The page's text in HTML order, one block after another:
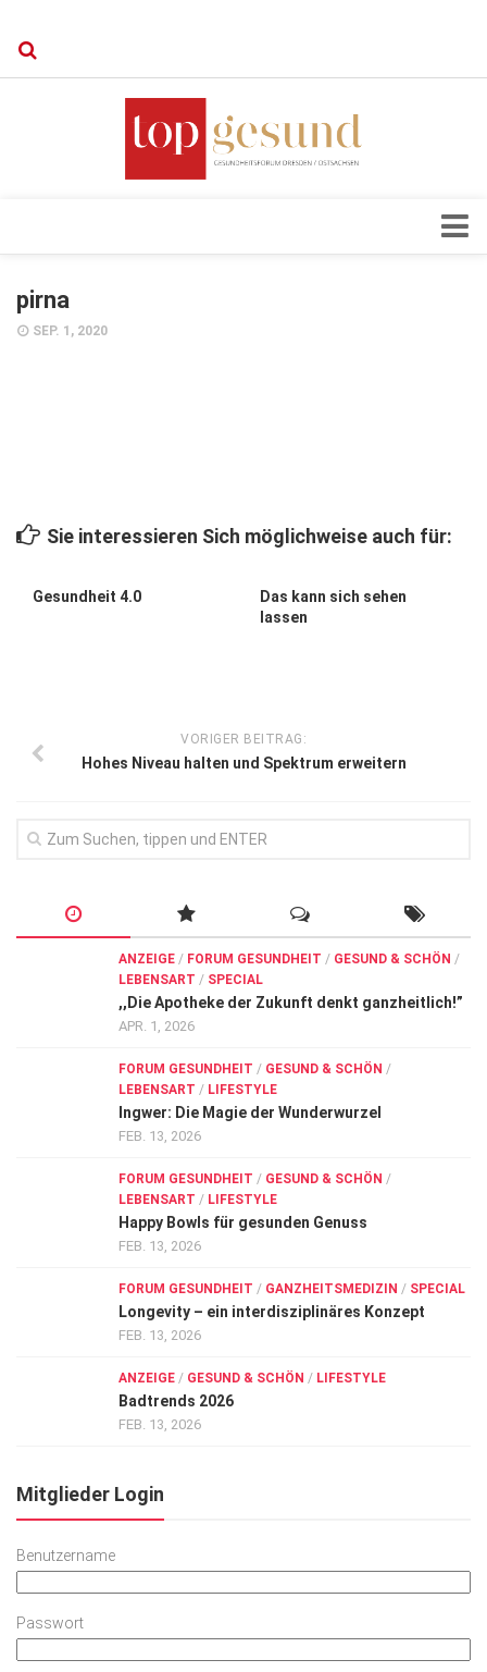
Verkaufsstellen
Kontakt, Impressum und Rechtliche Angaben
Datenschutzerklärung
Forschung
Forum Gesundheit
Kampf gegen Krebs
Lebensart
pirna
SEP. 1, 2020
Sie interessieren Sich möglichweise auch für:
Gesundheit 4.0
Das kann sich sehen
lassen
VORIGER BEITRAG:
Hohes Niveau halten und Spektrum erweitern
ANZEIGE / FORUM GESUNDHEIT / GESUND & SCHÖN /
LEBENSART / SPECIAL
,,Die Apotheke der Zukunft denkt ganzheitlich!”
APR. 1, 2026
FORUM GESUNDHEIT / GESUND & SCHÖN /
LEBENSART / LIFESTYLE
Ingwer: Die Magie der Wunderwurzel
FEB. 13, 2026
FORUM GESUNDHEIT / GESUND & SCHÖN /
LEBENSART / LIFESTYLE
Happy Bowls für gesunden Genuss
FEB. 13, 2026
FORUM GESUNDHEIT / GANZHEITSMEDIZIN / SPECIAL
Longevity – ein interdisziplinäres Konzept
FEB. 13, 2026
ANZEIGE / GESUND & SCHÖN / LIFESTYLE
Badtrends 2026
FEB. 13, 2026
Mitglieder Login
Benutzername
Passwort